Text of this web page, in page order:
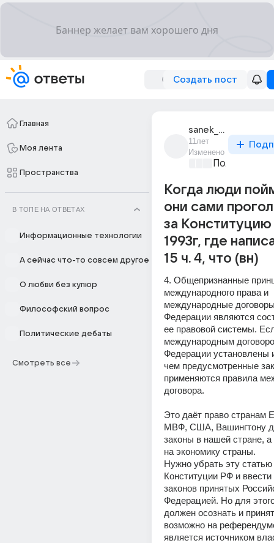
Создать пост
Главная
Моя лента
Пространства
В ТОПЕ НА ОТВЕТАХ
Информационные технологии
А сейчас что-то совсем другое
О любви без купюр
Философский вопрос
Политические дебаты
Смотреть все
sanek_4193
11лет
Изменено
Когда люди
они сами
за
1993г, где
15 ч. 4, что (вн)
4. Общепризнанные
международного права и
международные
Федерации являются
ее правовой системы.
международным
Федерации установлены
чем предусмотренные
применяются правила
договора.
Это даёт право странам
МВФ, США, Вашингтону
законы в нашей стране, а
на экономику страны.
Нужно убрать эту статью
Конституции РФ и ввести
законов принятых
Федерацией. Но для
должен осознать и
возможно на
является источником